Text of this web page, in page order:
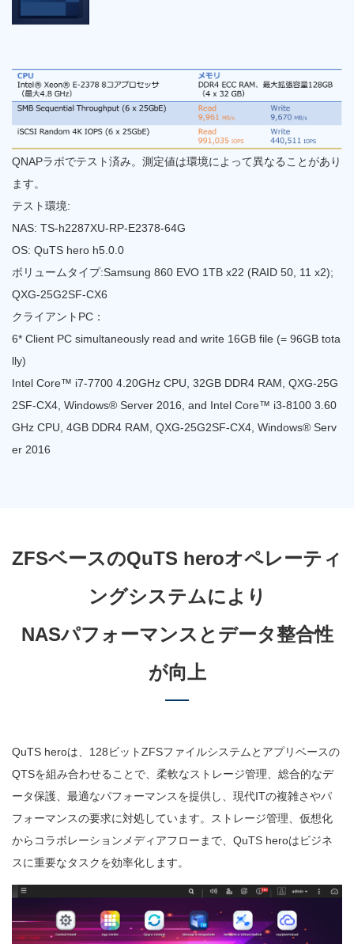
QNAPラボでテスト済み。測定値は環境によって異なることがあり
ます。
テスト環境:
NAS: TS-h2287XU-RP-E2378-64G
OS: QuTS hero h5.0.0
ボリュームタイプ:Samsung 860 EVO 1TB x22 (RAID 50, 11 x2);
QXG-25G2SF-CX6
クライアントPC：
6* Client PC simultaneously read and write 16GB file (= 96GB tota
lly)
Intel Core™ i7-7700 4.20GHz CPU, 32GB DDR4 RAM, QXG-25G
2SF-CX4, Windows® Server 2016, and Intel Core™ i3-8100 3.60
GHz CPU, 4GB DDR4 RAM, QXG-25G2SF-CX4, Windows® Serv
er 2016
ZFSベースのQuTS heroオペレーティ
ングシステムにより
NASパフォーマンスとデータ整合性
が向上
QuTS heroは、128ビットZFSファイルシステムとアプリベースの
QTSを組み合わせることで、柔軟なストレージ管理、総合的なデ
ータ保護、最適なパフォーマンスを提供し、現代ITの複雑さやパ
フォーマンスの要求に対処しています。ストレージ管理、仮想化
からコラボレーションメディアフローまで、QuTS heroはビジネ
スに重要なタスクを効率化します。